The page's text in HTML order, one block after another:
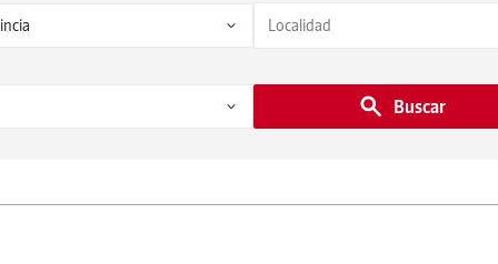
Buscar